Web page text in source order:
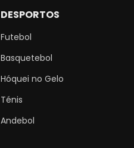
DESPORTOS
Futebol
Basquetebol
Hóquei no Gelo
Ténis
Andebol